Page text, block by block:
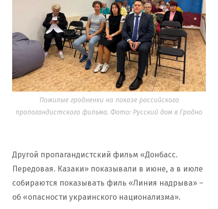
Пожилые гродненки на показе российского
пропагандистского фильма. Фото: Русский дом в Гродно
Другой пропагандистский фильм «Донбасс.
Передовая. Казаки» показывали в июне, а в июле
собираются показывать филь «Линия надрыва» –
об «опасности украинского национализма».